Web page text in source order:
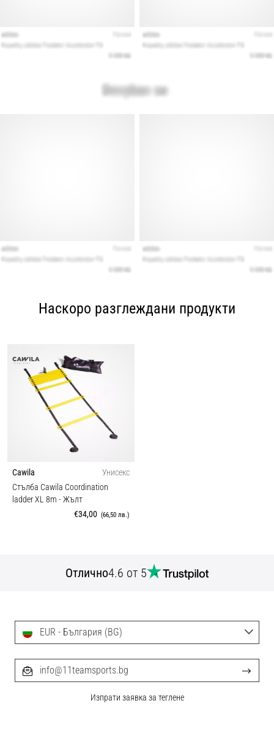
Наскоро разглеждани продукти
Cawila
Унисекс
Стълба Cawila Coordination
ladder XL 8m - Жълт
€34,00 (66,50 лв.)
Отлично4.6 от 5
EUR - България (BG)
info@11teamsports.bg
Изпрати заявка за теглене